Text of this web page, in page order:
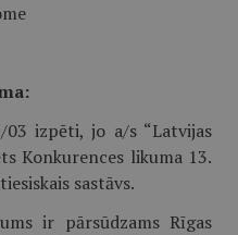
izpēti, jo a/s “Latvijas
Konkurences likuma 13.
sastāvs.
ir pārsūdzams Rīgas